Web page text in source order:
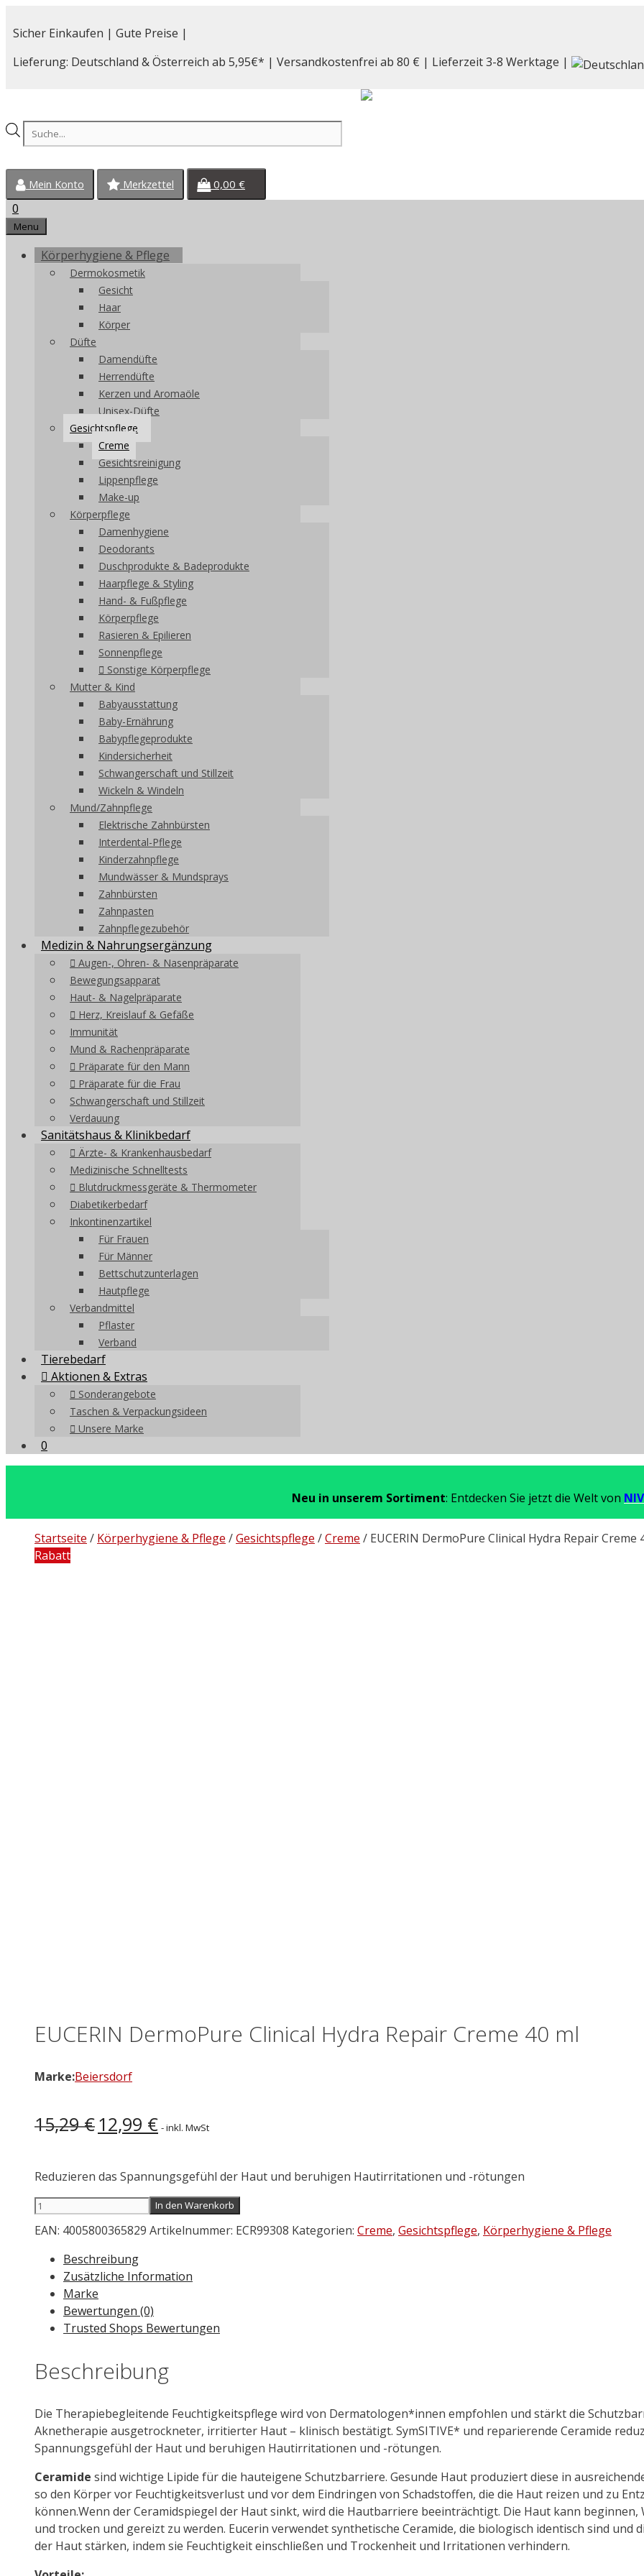
Inhalt
Sicher Einkaufen | Gute Preise |
Lieferung: Deutschland & Österreich ab 5,95€* | Versandkostenfrei ab 80 € | Lieferzeit 3-8 Werktage |
Products
search
Mein Konto Merkzettel 0,00 €
0
Menu
Körperhygiene & Pflege
Dermokosmetik
Gesicht
Haar
Körper
Düfte
Damendüfte
Herrendüfte
Kerzen und Aromaöle
Unisex-Düfte
Gesichtspflege
Creme
Gesichtsreinigung
Lippenpflege
Make-up
Körperpflege
Damenhygiene
Deodorants
Duschprodukte & Badeprodukte
Haarpflege & Styling
Hand- & Fußpflege
Körperpflege
Rasieren & Epilieren
Sonnenpflege
Sonstige Körperpflege
Mutter & Kind
Babyausstattung
Baby-Ernährung
Babypflegeprodukte
Kindersicherheit
Schwangerschaft und Stillzeit
Wickeln & Windeln
Mund/Zahnpflege
Elektrische Zahnbürsten
Interdental-Pflege
Kinderzahnpflege
Mundwässer & Mundsprays
Zahnbürsten
Zahnpasten
Zahnpflegezubehör
Medizin & Nahrungsergänzung
Augen-, Ohren- & Nasenpräparate
Bewegungsapparat
Haut- & Nagelpräparate
Herz, Kreislauf & Gefäße
Immunität
Mund & Rachenpräparate
Präparate für den Mann
Präparate für die Frau
Schwangerschaft und Stillzeit
Verdauung
Sanitätshaus & Klinikbedarf
Ärzte- & Krankenhausbedarf
Medizinische Schnelltests
Blutdruckmessgeräte & Thermometer
Diabetikerbedarf
Inkontinenzartikel
Für Frauen
Für Männer
Bettschutzunterlagen
Hautpflege
Verbandmittel
Pflaster
Verband
Tierebedarf
Aktionen & Extras
Sonderangebote
Taschen & Verpackungsideen
Unsere Marke
0
Neu in unserem Sortiment: Entdecken Sie jetzt die Welt von
Startseite / Körperhygiene & Pflege /Gesichtspflege /Creme / EUCERIN DermoPure Clinical Hydra Repair Creme
Rabatt
EUCERIN DermoPure Clinical Hydra Repair Creme 40 ml
Marke:Beiersdorf
15,29€ Ursprünglicher
Preis
15,29 €
12,99 €Aktueller
Preis
12,99 €.
- inkl. MwSt
Reduzieren das Spannungsgefühl der Haut und beruhigen Hautirritationen und -rötungen
EUCERIN
Clinical
Hydra
Repair
Creme
In den Warenkorb
EAN: 4005800365829 Artikelnummer: ECR99308 Kategorien: Creme, Gesichtspflege, Körperhygiene & Pflege
Beschreibung
Zusätzliche Information
Marke
Bewertungen (0)
Trusted Shops Bewertungen
Beschreibung
Die Therapiebegleitende Feuchtigkeitspflege wird von Dermatologen*innen empfohlen und stärkt die
Aknetherapie ausgetrockneter, irritierter Haut – klinisch bestätigt. SymSITIVE* und reparierende Ceramide
Spannungsgefühl der Haut und beruhigen Hautirritationen und -rötungen.
Ceramide sind wichtige Lipide für die hauteigene Schutzbarriere. Gesunde Haut produziert diese in
so den Körper vor Feuchtigkeitsverlust und vor dem Eindringen von Schadstoffen, die die Haut reizen und zu
können.Wenn der Ceramidspiegel der Haut sinkt, wird die Hautbarriere beeinträchtigt. Die Haut kann beginnen,
und trocken und gereizt zu werden. Eucerin verwendet synthetische Ceramide, die biologisch identisch sind und
der Haut stärken, indem sie Feuchtigkeit einschließen und Trockenheit und Irritationen verhindern.